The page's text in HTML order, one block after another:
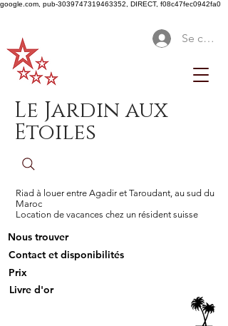
google.com, pub-3039747319463352, DIRECT, f08c47fec0942fa0
Se
Le Jardin aux
Etoiles
Riad à louer entre Agadir et Taroudant, au sud du
Maroc
Location de vacances chez un résident suisse
Nous trouver
Contact et disponibilités
Prix
Livre d'or